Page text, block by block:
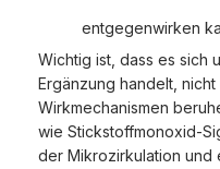
entgegenwirken
Wichtig ist, dass es sich
Ergänzung handelt, nicht
Wirkmechanismen
wie Stickstoffmonoxid-
der Mikrozirkulation und